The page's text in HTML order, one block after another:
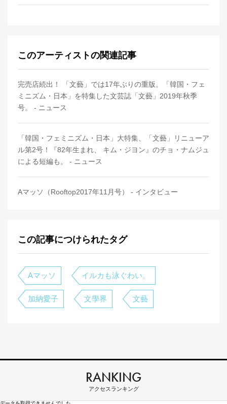
このアーティストの関連記事
完売店続出！ 「文藝」では17年ぶりの重版。「韓国・フェ
ミニズム・日本」を特集した文芸誌「文藝」2019年秋季
号。 - ニュース
「韓国・フェミニズム・日本」大特集、「文藝」リニューア
ル第2号！『82年生まれ、 キム・ジヨン』のチョ・ナムジュ
による短編も。 - ニュース
Aマッソ（Rooftop2017年11月号） - インタビュー
この記事につけられたタグ
Aマッソ イルカも泳ぐわい。
加納愛子 文學界 文藝
RANKING
アクセスランキング